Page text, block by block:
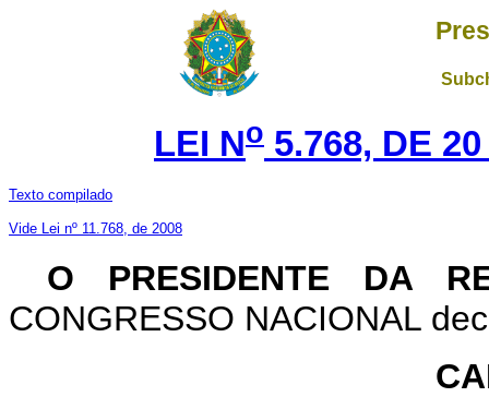
LEI No 5.768, DE
Texto compilado
Vide Lei nº 11.768, de 2008
O PRESIDENTE DA
CONGRESSO NACIONAL